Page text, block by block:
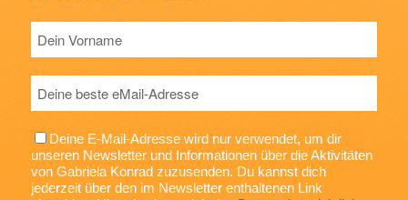
Deine E-Mail-Adresse wird nur verwendet, um dir
unseren Newsletter und Informationen über die Aktivitäten
von Gabriela Konrad zuzusenden. Du kannst dich
jederzeit über den im Newsletter enthaltenen Link